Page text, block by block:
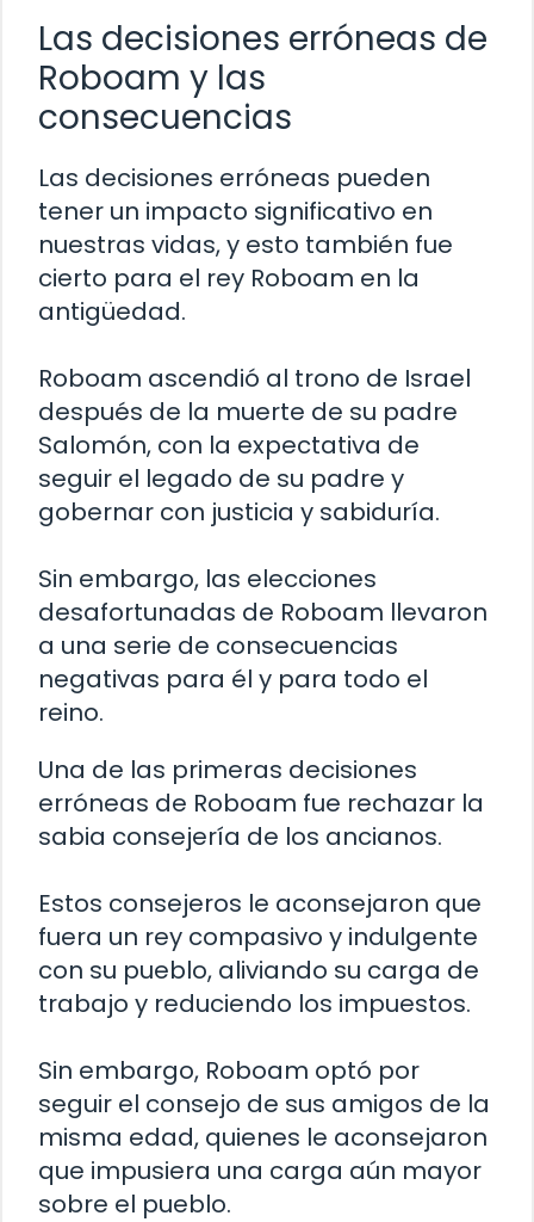
Las decisiones erróneas de
Roboam y las
consecuencias
Las decisiones erróneas pueden
tener un impacto significativo en
nuestras vidas, y esto también fue
cierto para el rey Roboam en la
antigüedad.
Roboam ascendió al trono de Israel
después de la muerte de su padre
Salomón, con la expectativa de
seguir el legado de su padre y
gobernar con justicia y sabiduría.
Sin embargo, las elecciones
desafortunadas de Roboam llevaron
a una serie de consecuencias
negativas para él y para todo el
reino.
Una de las primeras decisiones
erróneas de Roboam fue rechazar la
sabia consejería de los ancianos.
Estos consejeros le aconsejaron que
fuera un rey compasivo y indulgente
con su pueblo, aliviando su carga de
trabajo y reduciendo los impuestos.
Sin embargo, Roboam optó por
seguir el consejo de sus amigos de la
misma edad, quienes le aconsejaron
que impusiera una carga aún mayor
sobre el pueblo.